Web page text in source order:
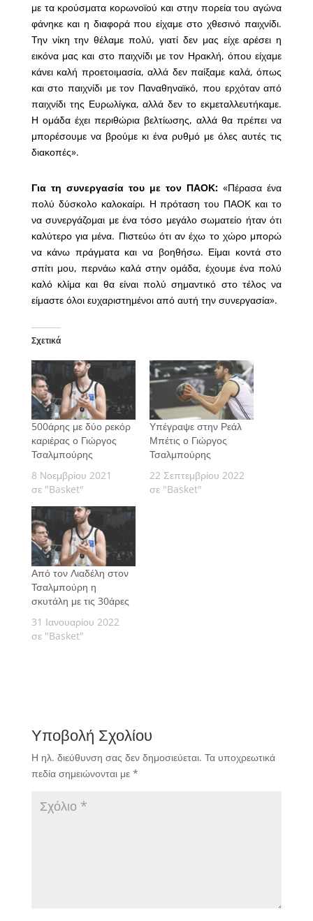
με τα κρούσματα κορωνοϊού και στην πορεία του αγώνα
φάνηκε και η διαφορά που είχαμε στο χθεσινό παιχνίδι.
Την νίκη την θέλαμε πολύ, γιατί δεν μας είχε αρέσει η
εικόνα μας και στο παιχνίδι με τον Ηρακλή, όπου είχαμε
κάνει καλή προετοιμασία, αλλά δεν παίξαμε καλά, όπως
και στο παιχνίδι με τον Παναθηναϊκό, που ερχόταν από
παιχνίδι της Ευρωλίγκα, αλλά δεν το εκμεταλλευτήκαμε.
Η ομάδα έχει περιθώρια βελτίωσης, αλλά θα πρέπει να
μπορέσουμε να βρούμε κι ένα ρυθμό με όλες αυτές τις
διακοπές».
Για τη συνεργασία του με τον ΠΑΟΚ: «Πέρασα ένα
πολύ δύσκολο καλοκαίρι. Η πρόταση του ΠΑΟΚ και το
να συνεργάζομαι με ένα τόσο μεγάλο σωματείο ήταν ότι
καλύτερο για μένα. Πιστεύω ότι αν έχω το χώρο μπορώ
να κάνω πράγματα και να βοηθήσω. Είμαι κοντά στο
σπίτι μου, περνάω καλά στην ομάδα, έχουμε ένα πολύ
καλό κλίμα και θα είναι πολύ σημαντικό στο τέλος να
είμαστε όλοι ευχαριστημένοι από αυτή την συνεργασία».
Σχετικά
500άρης με δύο ρεκόρ
καριέρας ο Γιώργος
Τσαλμπούρης
8 Νοεμβρίου 2021
σε "Basket"
Υπέγραψε στην Ρεάλ
Μπέτις ο Γιώργος
Τσαλμπούρης
22 Σεπτεμβρίου 2022
σε "Basket"
Από τον Λιαδέλη στον
Τσαλμπούρη η
σκυτάλη με τις 30άρες
31 Ιανουαρίου 2022
σε "Basket"
Υποβολή Σχολίου
Η ηλ. διεύθυνση σας δεν δημοσιεύεται. Τα υποχρεωτικά
πεδία σημειώνονται με *